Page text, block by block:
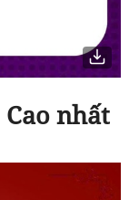
Cao nhất